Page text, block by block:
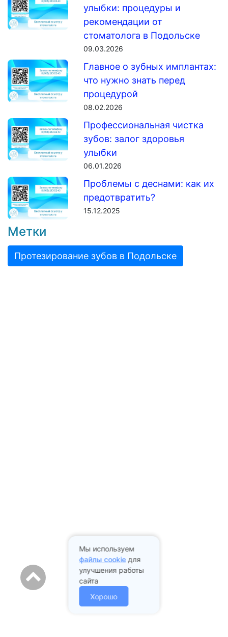
улыбки: процедуры и
рекомендации от
стоматолога в Подольске
09.03.2026
Главное о зубных имплантах:
что нужно знать перед
процедурой
08.02.2026
Профессиональная чистка
зубов: залог здоровья
улыбки
06.01.2026
Проблемы с деснами: как их
предотвратить?
15.12.2025
Метки
Протезирование зубов в Подольске
Мы используем
файлы cookieдля
улучшения работы
сайта
Хорошо